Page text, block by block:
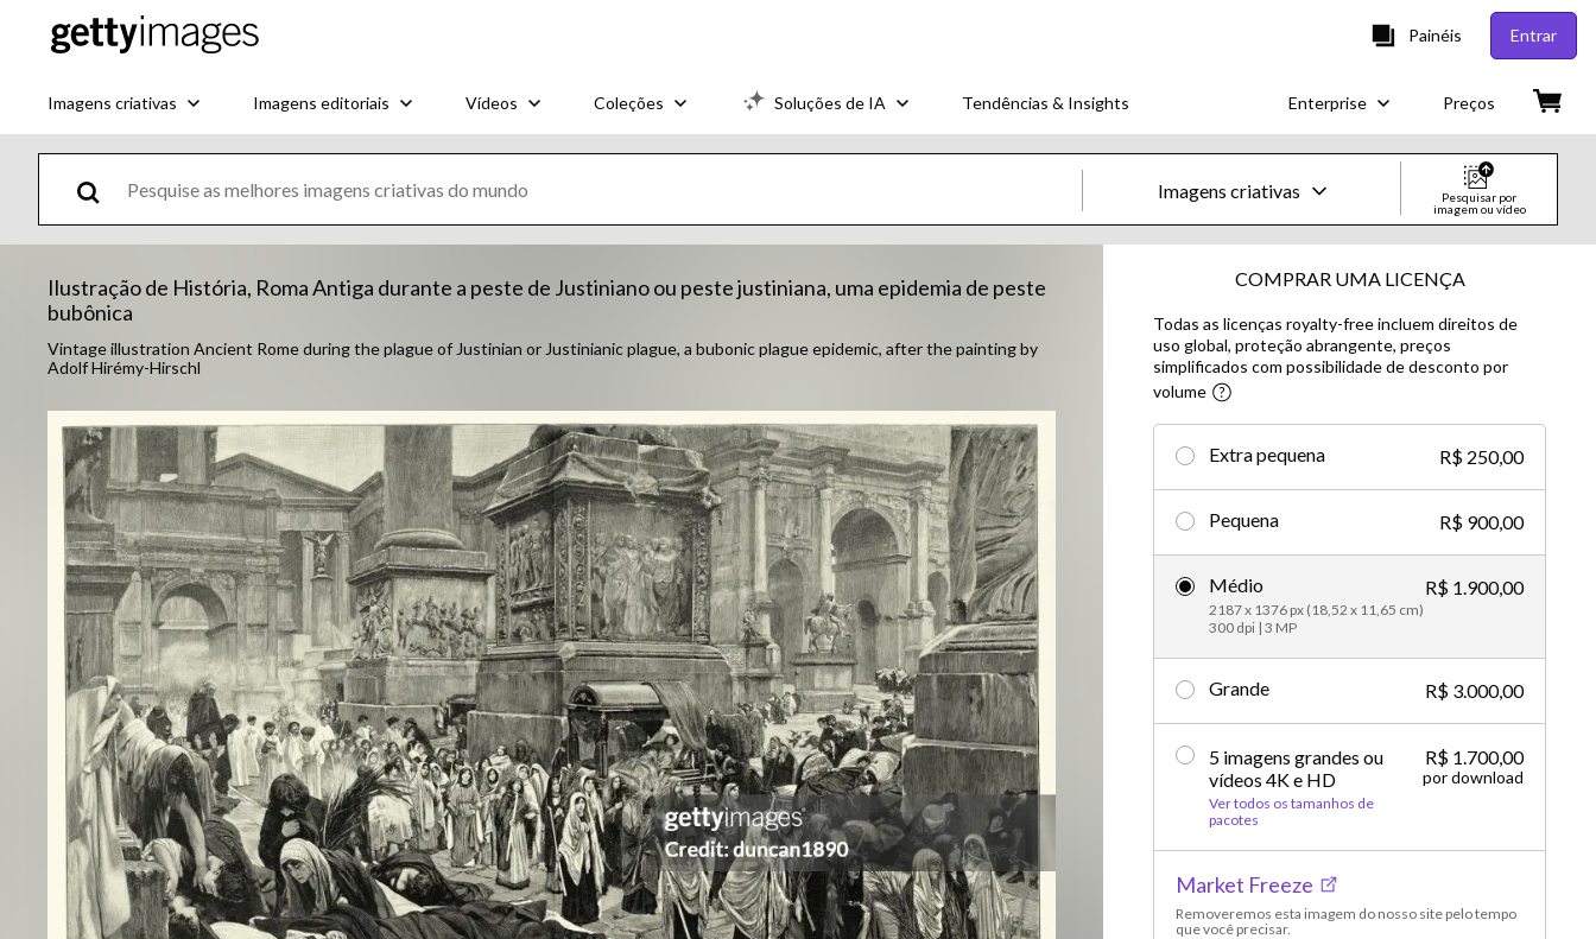
Painéis Entrar
Imagens criativas Imagens editoriais Vídeos Coleções Soluções de IA Tendências & Insights Enterprise Preços
Imagens criativas
Imagens
Imagens criativas
Vídeos criativos
Vídeos editoriais
Pesquisar por
imagem ou vídeo
Ilustração de História, Roma Antiga durante a peste de Justiniano ou peste justiniana, uma epidemia de peste
bubônica
Vintage illustration Ancient Rome during the plague of Justinian or Justinianic plague, a bubonic plague epidemic, after the painting by
Adolf Hirémy-Hirschl
COMPRAR UMA LICENÇA
Todas as licenças royalty-free incluem direitos de
uso global, proteção abrangente, preços
simplificados com possibilidade de desconto por
volume​
Extra pequena R$ 250,00
Pequena R$ 900,00
Médio
2187 x 1376 px (18,52 x 11,65 cm)
300 dpi | 3 MP
R$ 1.900,00
Grande R$ 3.000,00
5 imagens grandes ou
vídeos 4K e HD
Ver todos os tamanhos de
pacotes
R$ 1.700,00
por download
Market Freeze
Removeremos esta imagem do nosso site pelo tempo
que você precisar.